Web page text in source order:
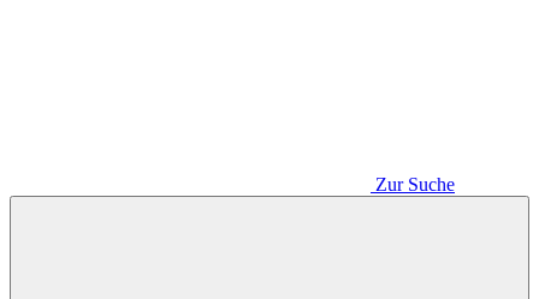
Zur Suche